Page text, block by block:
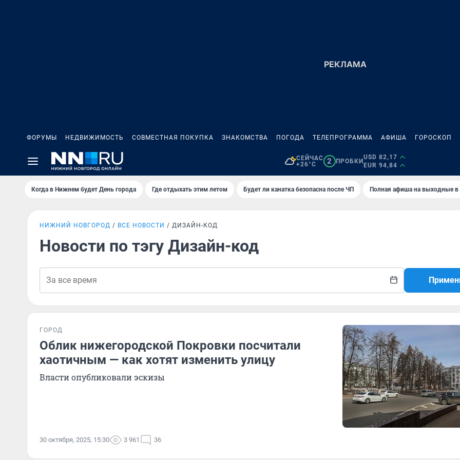
ФОРУМЫ НЕДВИЖИМОСТЬ СОВМЕСТНАЯ ПОКУПКА ЗНАКОМСТВА ПОГОДА ТЕЛЕПРОГРАММА АФИША ГОРОСКОП
СЕЙЧАС
+26°C
2 ПРОБКИ
USD 82,17
EUR 94,84
Когда в Нижнем будет День города Где отдыхать этим летом Будет ли канатка безопасна после ЧП Полная афиша на выходные
НИЖНИЙ НОВГОРОД ВСЕ НОВОСТИ ДИЗАЙН-КОД
Новости по тэгу Дизайн-код
ГОРОД
Облик нижегородской Покровки посчитали
хаотичным — как хотят изменить улицу
Власти опубликовали эскизы
30 октября, 2025, 15:30 3 961 36